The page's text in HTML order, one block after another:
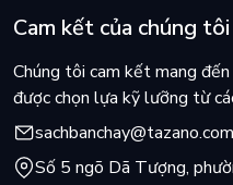
Cam kết của chúng tôi
Chúng tôi cam kết mang
được chọn lựa kỹ lưỡng từ
sachbanchay@tazano.com
Số 5 ngõ Dã Tượng,